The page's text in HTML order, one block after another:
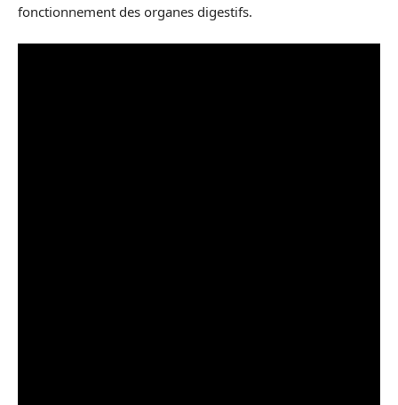
fonctionnement des organes digestifs.